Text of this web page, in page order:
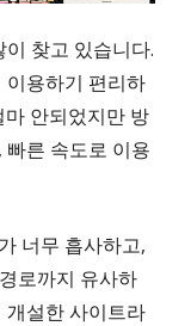
찾고 있습니다.
이용하기 편리하
안되었지만 방
른 속도로 이용
너무 흡사하고,
로까지 유사하
개설한 사이트라